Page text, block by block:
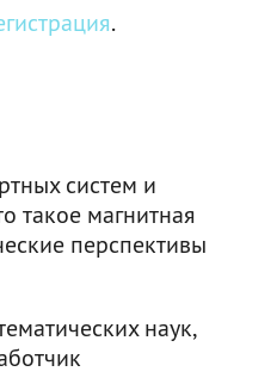
.
систем и
такое магнитная
перспективы
наук,